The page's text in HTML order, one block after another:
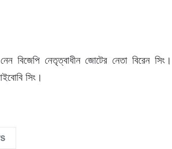
বিজেপি নেতৃত্বাধীন জোটের নেতা বিরেন সিং।
সিং।